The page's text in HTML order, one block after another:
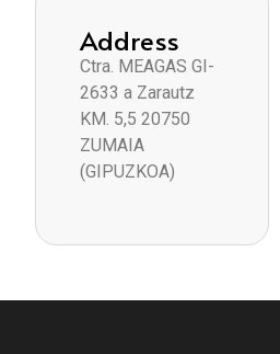
Address
Ctra. MEAGAS GI-
2633 a Zarautz
KM. 5,5 20750
ZUMAIA
(GIPUZKOA)